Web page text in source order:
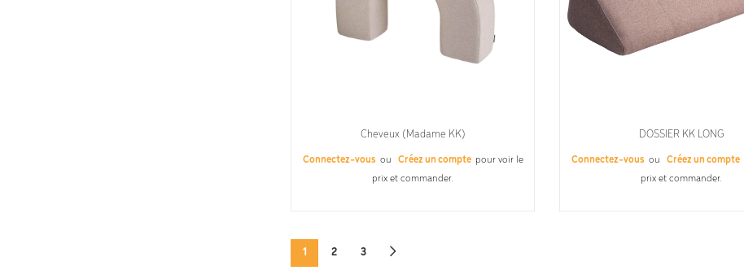
Cheveux (Madame KK)
Connectez-vous ou Créez un compte pour voir le
prix et commander.
DOSSIER KK LONG
Connectez-vous ou Créez un compte
prix et commander.
1 2 3